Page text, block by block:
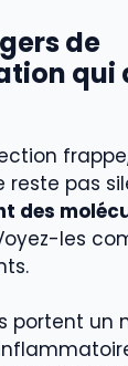
de
qui
pas
des
les
portent un